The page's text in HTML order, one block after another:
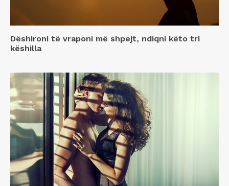
Dëshironi të vraponi më shpejt, ndiqni këto tri
këshilla